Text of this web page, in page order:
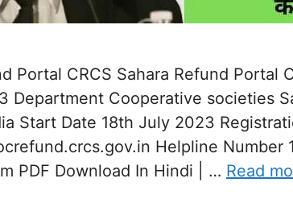
Portal CRCS Sahara Refund Portal
Department Cooperative societies
Start Date 18th July 2023
Helpline Number
PDF Download In Hindi | … Read